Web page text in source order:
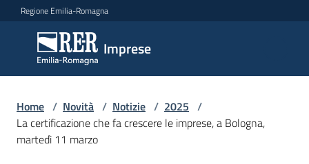
Vai al contenuto
Vai alla navigazione
Vai al footer
Regione Emilia-Romagna
Imprese
Imprese
Argomenti
Home / Novità / Notizie / 2025 /
La certificazione che fa crescere le imprese, a Bologna,
martedì 11 marzo